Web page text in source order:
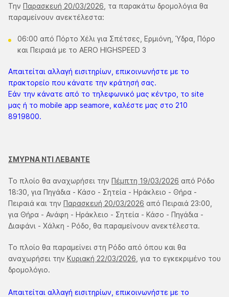
Την Παρασκευή 20/03/2026 , τα παρακάτω δρομολόγια θα
παραμείνουν ανεκτέλεστα:
06:00 από Πόρτο Χέλι για Σπέτσες, Ερμιόνη, Ύδρα, Πόρο
και Πειραιά με το AERO HIGHSPEED 3
Απαιτείται αλλαγή εισιτηρίων, επικοινωνήστε με το
πρακτορείο που κάνατε την κράτησή σας.
Εάν την κάνατε από το τηλεφωνικό μας κέντρο, το site
μας ή το mobile app seamore, καλέστε μας στο 210
8919800.
ΣΜΥΡΝΑ ΝΤΙ ΛΕΒΑΝΤΕ
Το πλοίο θα αναχωρήσει την Πέμπτη 19/03/2026 από Ρόδο
18:30, για Πηγάδια - Κάσο - Σητεία - Ηράκλειο - Θήρα -
Πειραιά και την Παρασκευή 20/03/2026 από Πειραιά 23:00,
για Θήρα - Ανάφη - Ηράκλειο - Σητεία - Κάσο - Πηγάδια -
Διαφάνι - Χάλκη - Ρόδο, θα παραμείνουν ανεκτέλεστα.
Το πλοίο θα παραμείνει στη Ρόδο από όπου και θα
αναχωρήσει την Κυριακή 22/03/2026 , για το εγκεκριμένο του
δρομολόγιο.
Απαιτείται αλλαγή εισιτηρίων, επικοινωνήστε με το